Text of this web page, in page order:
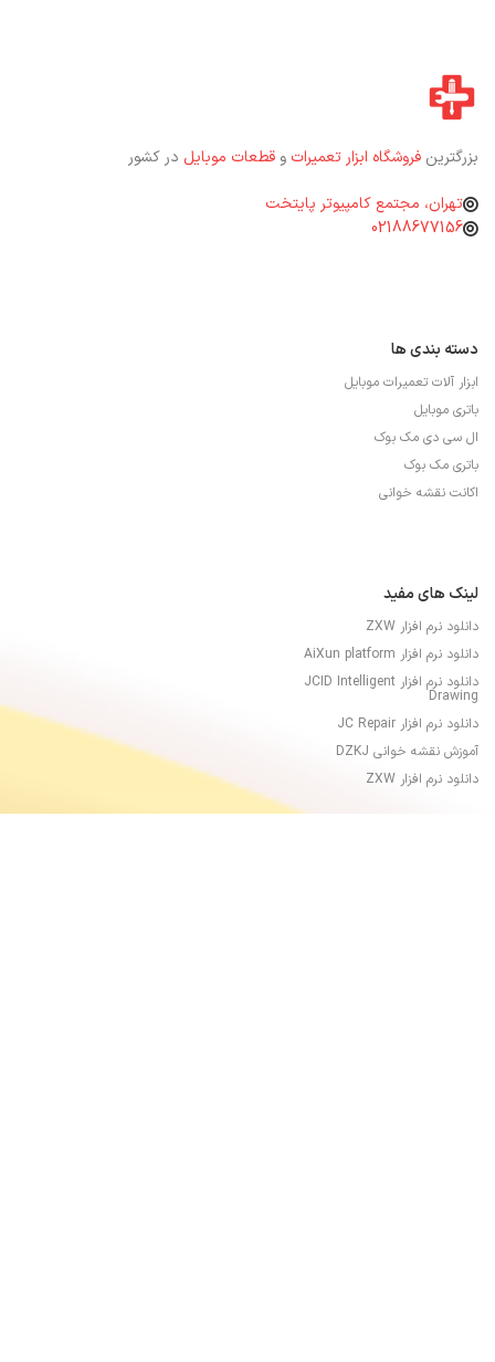
بزرگترین فروشگاه ابزار تعمیرات و قطعات موبایل در کشور
تهران، مجتمع کامپیوتر پایتخت
02188677156
دسته بندی ها
ابزار آلات تعمیرات موبایل
باتری موبایل
ال سی دی مک بوک
باتری مک بوک
اکانت نقشه خوانی
لینک های مفید
دانلود نرم افزار ZXW
دانلود نرم افزار AiXun platform
دانلود نرم افزار JCID Intelligent
Drawing
دانلود نرم افزار JC Repair
آموزش نقشه خوانی DZKJ
دانلود نرم افزار ZXW